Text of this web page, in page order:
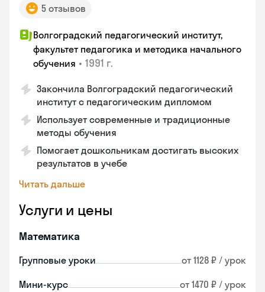
5 отзывов
Волгоградский педагогический институт,
факультет педагогика и методика начального
обучения • 1991 г.
Закончила Волгоградский педагогический
институт с педагогическим дипломом
Использует современные и традиционные
методы обучения
Помогает дошкольникам достигать высоких
результатов в учебе
Читать дальше
Услуги и цены
Математика
Групповые уроки от 1128 ₽ / урок
Мини-курс от 1470 ₽ / урок